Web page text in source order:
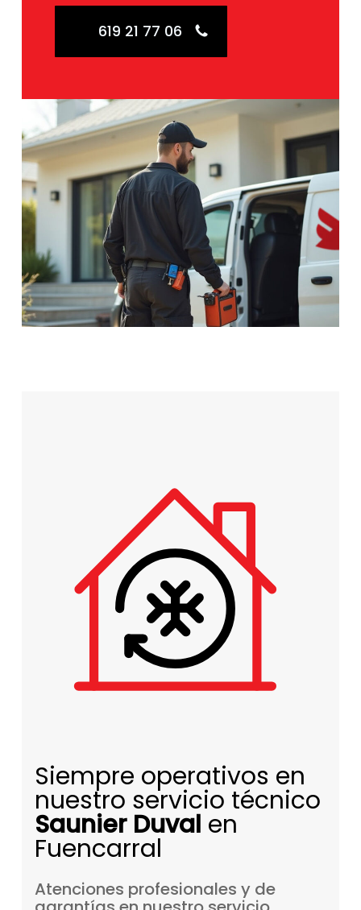
619 21 77 06
Siempre operativos en
nuestro servicio técnico
Saunier Duval en
Fuencarral
Atenciones profesionales y de